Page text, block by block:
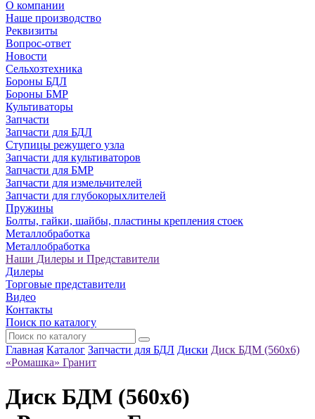
О компании
Наше производство
Реквизиты
Вопрос-ответ
Новости
Сельхозтехника
Бороны БДЛ
Бороны БМР
Культиваторы
Запчасти
Запчасти для БДЛ
Ступицы режущего узла
Запчасти для культиваторов
Запчасти для БМР
Запчасти для измельчителей
Запчасти для глубокорыхлителей
Пружины
Болты, гайки, шайбы, пластины крепления стоек
Металлобработка
Металлобработка
Наши Дилеры и Представители
Дилеры
Торговые представители
Видео
Контакты
Поиск по каталогу
Главная Каталог Запчасти для БДЛ Диски Диск БДМ (560х6)
«Ромашка» Гранит
Диск БДМ (560х6)